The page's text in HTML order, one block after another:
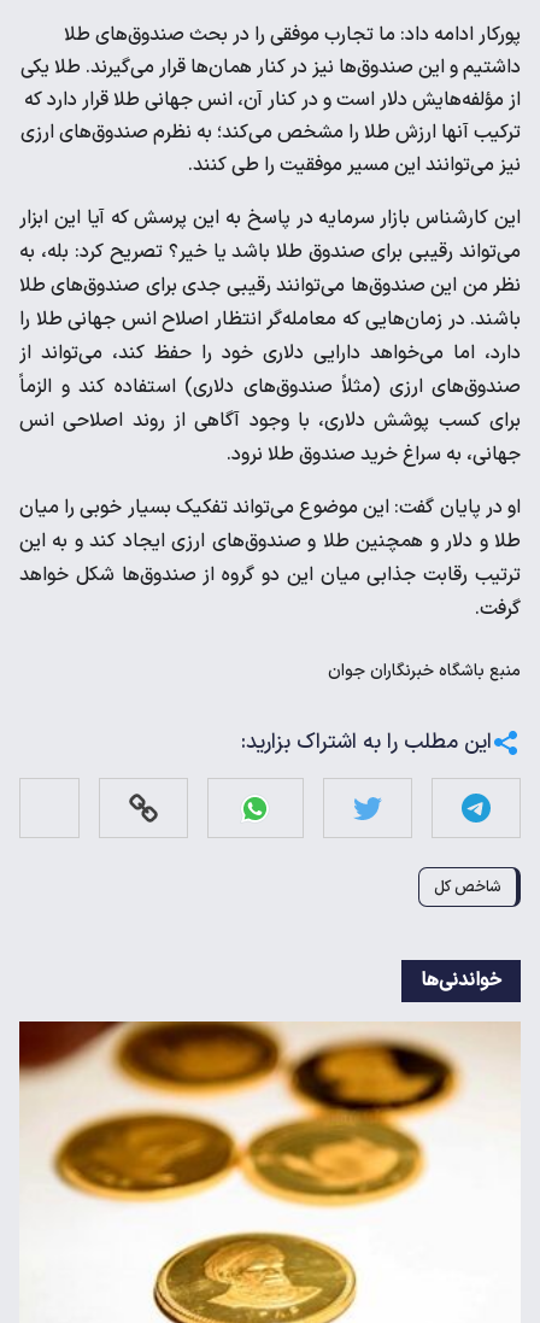
پورکار ادامه داد: ما تجارب موفقی را در بحث صندوق‌های طلا
داشتیم و این صندوق‌ها نیز در کنار همان‌ها قرار می‌گیرند. طلا یکی
از مؤلفه‌هایش دلار است و در کنار آن، انس جهانی طلا قرار دارد که
ترکیب آنها ارزش طلا را مشخص می‌کند؛ به نظرم صندوق‌های ارزی
نیز می‌توانند این مسیر موفقیت را طی کنند.
این کارشناس بازار سرمایه در پاسخ به این پرسش که آیا این ابزار
می‌تواند رقیبی برای صندوق طلا باشد یا خیر؟ تصریح کرد: بله، به
نظر من این صندوق‌ها می‌توانند رقیبی جدی برای صندوق‌های طلا
باشند. در زمان‌هایی که معامله‌گر انتظار اصلاح انس جهانی طلا را
دارد، اما می‌خواهد دارایی دلاری خود را حفظ کند، می‌تواند از
صندوق‌های ارزی (مثلاً صندوق‌های دلاری) استفاده کند و الزماً
برای کسب پوشش دلاری، با وجود آگاهی از روند اصلاحی انس
جهانی، به سراغ خرید صندوق طلا نرود.
او در پایان گفت: این موضوع می‌تواند تفکیک بسیار خوبی را میان
طلا و دلار و همچنین طلا و صندوق‌های ارزی ایجاد کند و به این
ترتیب رقابت جذابی میان این دو گروه از صندوق‌ها شکل خواهد
گرفت.
منبع باشگاه خبرنگاران جوان
این مطلب را به اشتراک بزارید:
شاخص کل
خواندنی‌ها